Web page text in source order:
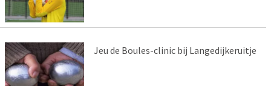
Jeu de Boules-clinic bij Langedijkeruitje